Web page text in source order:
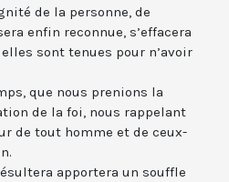
de la personne, de
enfin reconnue, s’effacera
sont tenues pour n’avoir
que nous prenions la
de la foi, nous rappelant
de tout homme et de ceux-
apportera un souffle